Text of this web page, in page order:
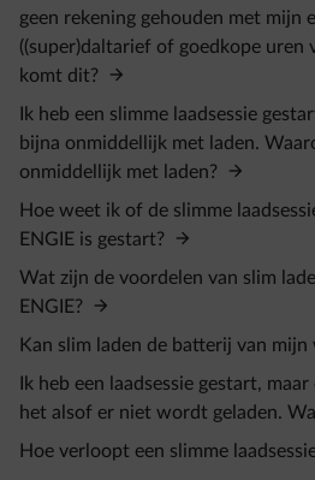
geen rekening gehouden met mijn
((super)daltarief of goedkope uren
komt dit?
Ik heb een slimme laadsessie
bijna onmiddellijk met laden.
onmiddellijk met laden?
Hoe weet ik of de slimme
ENGIE is gestart?
Wat zijn de voordelen van slim
ENGIE?
Kan slim laden de batterij van mijn
Ik heb een laadsessie gestart,
het alsof er niet wordt geladen.
Hoe verloopt een slimme